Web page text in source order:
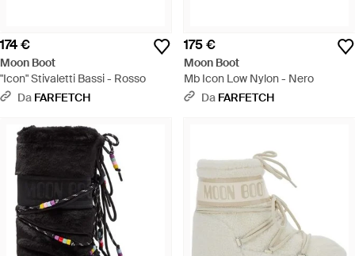
174 €
Moon Boot
"Icon" Stivaletti Bassi - Rosso
Da FARFETCH
175 €
Moon Boot
Mb Icon Low Nylon - Nero
Da FARFETCH